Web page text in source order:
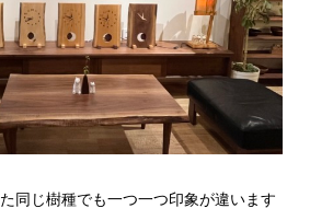
同じ樹種でも一つ一つ印象が違います